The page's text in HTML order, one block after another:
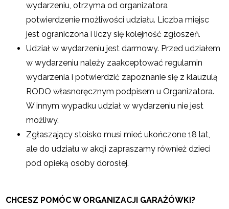
wydarzeniu, otrzyma od organizatora
potwierdzenie możliwości udziału. Liczba miejsc
jest ograniczona i liczy się kolejność zgłoszeń.
Udział w wydarzeniu jest darmowy. Przed udziałem
w wydarzeniu należy zaakceptować regulamin
wydarzenia i potwierdzić zapoznanie się z klauzulą
RODO własnoręcznym podpisem u Organizatora.
W innym wypadku udział w wydarzeniu nie jest
możliwy.
Zgłaszający stoisko musi mieć ukończone 18 lat,
ale do udziału w akcji zapraszamy również dzieci
pod opieką osoby dorosłej.
CHCESZ POMÓC W ORGANIZACJI GARAŻÓWKI?